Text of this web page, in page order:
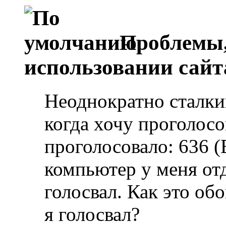
использовании
Неоднократно
когда хочу
проголосовало: 636
компьютер у меня
голосвал. Как это
я голосвал?